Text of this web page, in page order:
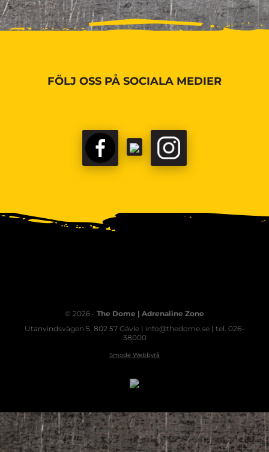
FÖLJ OSS PÅ SOCIALA MEDIER
© 2026 - The Dome | Adrenaline Zone
Utanvindsvägen 5, 802 57 Gävle | info@thedome.se | tel. 026-
38000
Smode Webbyrå